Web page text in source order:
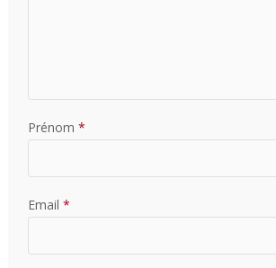
Prénom *
Email *